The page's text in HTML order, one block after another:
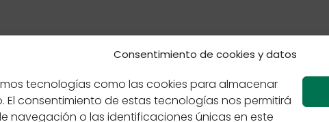
Consentimiento de cookies y datos
tecnologías como las cookies para almacenar
consentimiento de estas tecnologías nos permitirá
o las identificaciones únicas en este
Política de cookies Políticas de Privacidad Sabores de México